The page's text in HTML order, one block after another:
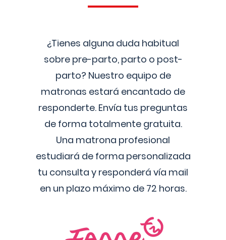
¿Tienes alguna duda habitual
sobre pre-parto, parto o post-
parto? Nuestro equipo de
matronas estará encantado de
responderte. Envía tus preguntas
de forma totalmente gratuita.
Una matrona profesional
estudiará de forma personalizada
tu consulta y responderá vía mail
en un plazo máximo de 72 horas.